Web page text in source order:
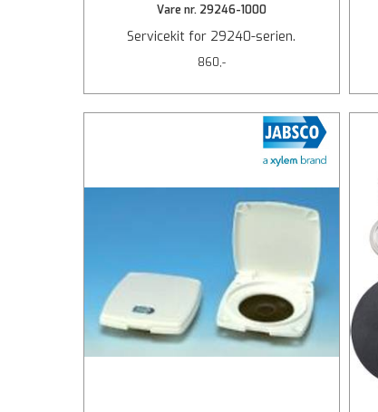
Vare nr. 29246-1000
Servicekit for 29240-serien.
860,-